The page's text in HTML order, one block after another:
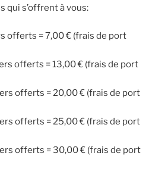
qui s’offrent à vous:
offerts = 7,00 € (frais de port
offerts = 13,00 € (frais de port
offerts = 20,00 € (frais de port
offerts = 25,00 € (frais de port
offerts = 30,00 € (frais de port